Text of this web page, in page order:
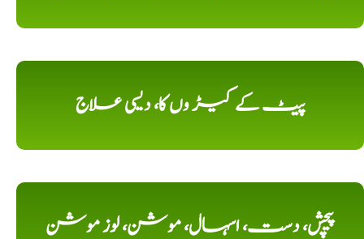
پیٹ کے کیڑ وں کا، دیسی علاج
پیچش، دست، اسہال، موشن، لوز موشن